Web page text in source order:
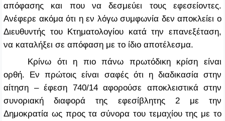
απόφασης και που να δεσμεύει τους εφεσείοντες.
Ανέφερε ακόμα ότι η εν λόγω συμφωνία δεν αποκλείει ο
Διευθυντής του Κτηματολογίου κατά την επανεξέταση,
να καταλήξει σε απόφαση με το ίδιο αποτέλεσμα.
Κρίνω ότι η πιο πάνω πρωτόδικη κρίση είναι
ορθή. Εν πρώτοις είναι σαφές ότι η διαδικασία στην
αίτηση – έφεση 740/14 αφορούσε αποκλειστικά στην
συνοριακή διαφορά της εφεσίβλητης 2 με την
Δημοκρατία ως προς τα σύνορα του τεμαχίου της με το